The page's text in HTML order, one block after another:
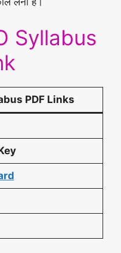
Syllabus
PDF Links